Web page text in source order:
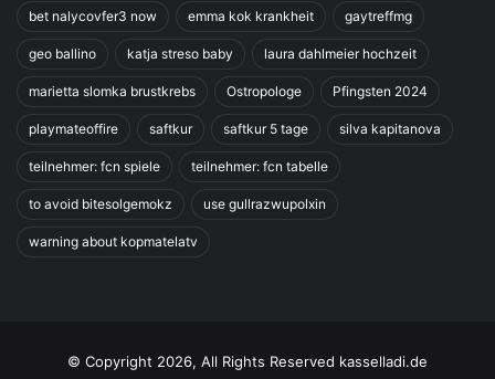
bet nalycovfer3 now emma kok krankheit gaytreffmg
geo ballino katja streso baby laura dahlmeier hochzeit
marietta slomka brustkrebs Ostropologe Pfingsten 2024
playmateoffire saftkur saftkur 5 tage silva kapitanova
teilnehmer: fcn spiele teilnehmer: fcn tabelle
to avoid bitesolgemokz use gullrazwupolxin
warning about kopmatelatv
© Copyright 2026, All Rights Reserved kasselladi.de